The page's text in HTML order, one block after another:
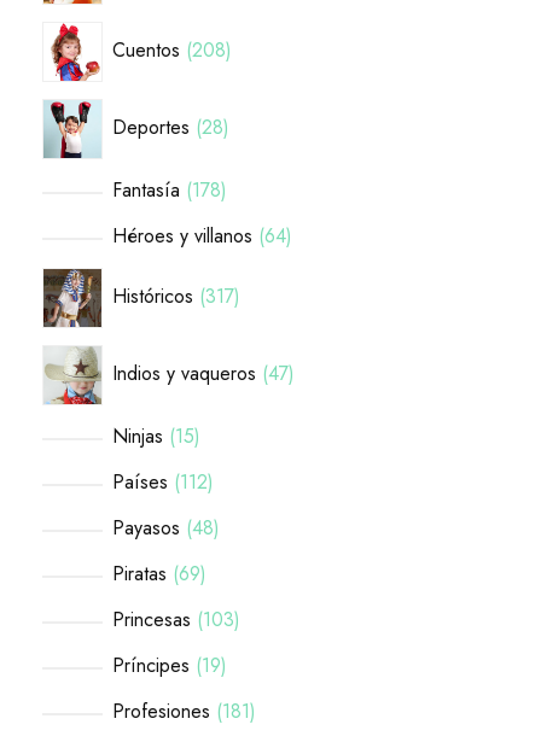
Cuentos 208
Deportes 28
Fantasía 178
Héroes y villanos 64
Históricos 317
Indios y vaqueros 47
Ninjas 15
Países 112
Payasos 48
Piratas 69
Princesas 103
Príncipes 19
Profesiones 181